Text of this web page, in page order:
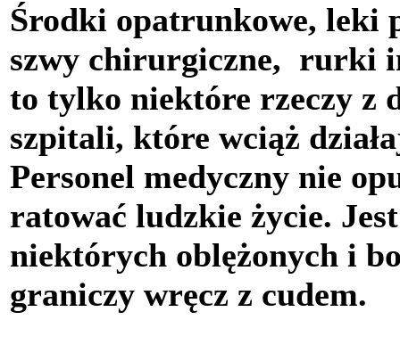
Środki opatrunkowe, leki
szwy chirurgiczne, rurki
to tylko niektóre rzeczy z
szpitali, które wciąż
Personel medyczny nie
ratować ludzkie życie.
niektórych oblężonych i
graniczy wręcz z cudem.